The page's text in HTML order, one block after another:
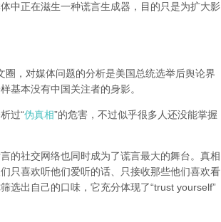
中正在滋生一种谎言生成器，目的只是为扩大影
，对媒体问题的分析是美国总统选举后舆论界
基本没有中国关注者的身影。
过“伪真相”的危害，不过似乎很多人还没能掌握
的社交网络也同时成为了谎言最大的舞台。真相
只喜欢听他们爱听的话、只接收那些他们喜欢看
选出自己的口味，它充分体现了“trust yourself”